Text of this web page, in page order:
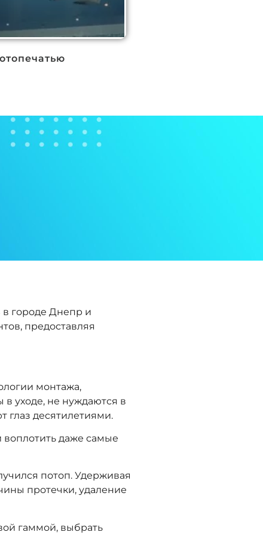
в городе Днепр и
предоставляя
монтажа,
в уходе, не нуждаются в
глаз десятилетиями.
даже самые
потоп. Удерживая
протечки, удаление
гаммой, выбрать